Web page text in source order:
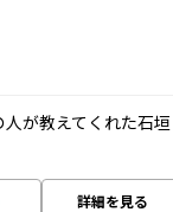
が教えてくれた石垣
詳細を見る